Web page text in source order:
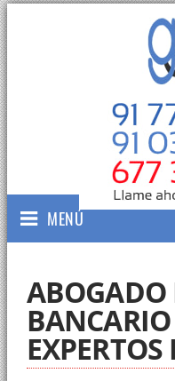
MENÚ
ABOGADO